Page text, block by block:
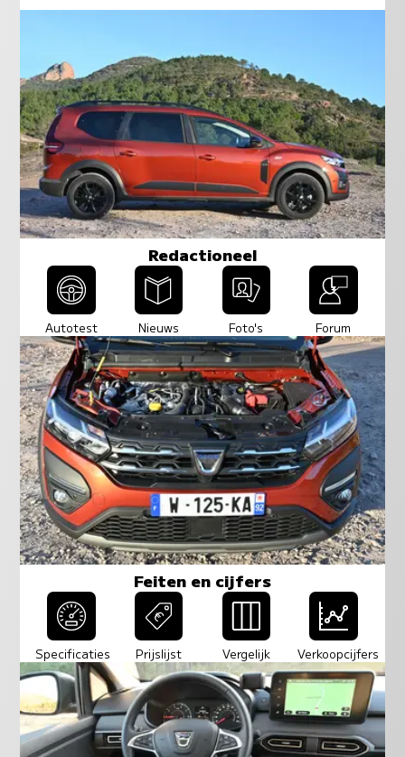
Redactioneel
Autotest Nieuws Foto's Forum
Feiten en cijfers
Specificaties Prijslijst Vergelijk Verkoopcijfers